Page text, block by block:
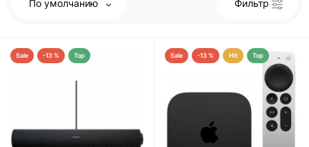
По умолчанию Фильтр
Sale -13 % Top Sale -13 % Hit Top